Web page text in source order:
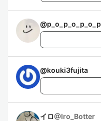
@p_o_p_o_p_o_p
@kouki3fujita
イロ@Iro_Botter